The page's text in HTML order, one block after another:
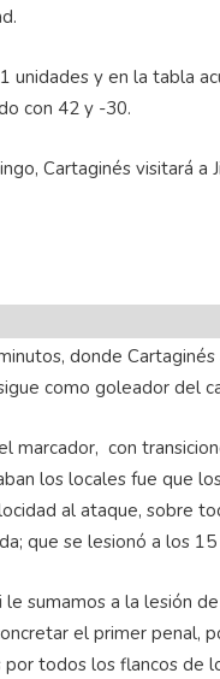
unidades y en la tabla
con 42 y -30.
Cartaginés visitará a
donde
como goleador del
marcador, con
los locales fue que
al ataque, sobre
que se lesionó a los
sumamos a la lesión
el primer penal,
todos los flancos de